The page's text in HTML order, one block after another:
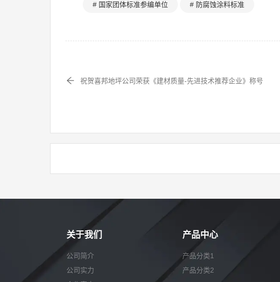
# 国家团体标准参编单位 # 防腐蚀涂料标准
祝贺喜邦地坪公司荣获《建材质量-先进技术推荐企业》称号
关于我们
公司简介
公司实力
产品中心
产品分类1
产品分类2